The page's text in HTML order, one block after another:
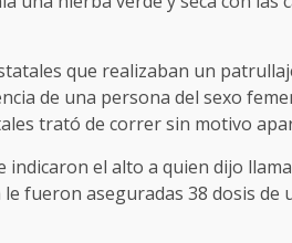
que realizaban un
de una persona del sexo
trató de correr sin motivo
indicaron el alto a quien dijo
fueron aseguradas 38 dosis